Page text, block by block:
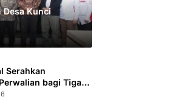
Desa Kunci
Serahkan
bagi Tiga